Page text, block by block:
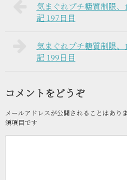
気まぐれプチ糖質制限
記 197日目
気まぐれプチ糖質制限
記 199日目
コメントをどうぞ
メールアドレスが公開されることはありま
須項目です